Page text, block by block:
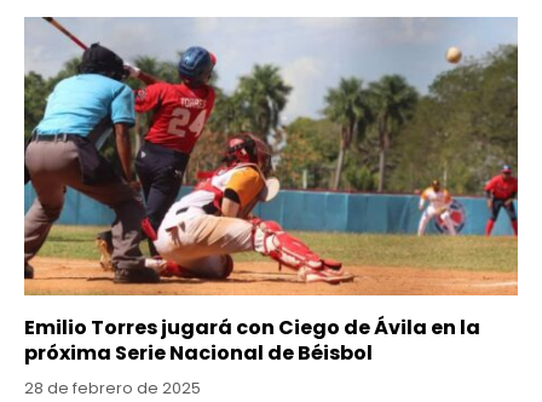
Emilio Torres jugará con Ciego de Ávila en la
próxima Serie Nacional de Béisbol
28 de febrero de 2025